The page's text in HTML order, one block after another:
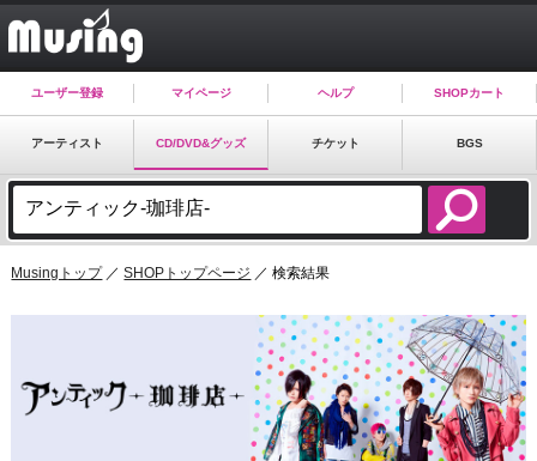
ユーザー登録 マイページ ヘルプ SHOPカート
アーティスト CD/DVD&グッズ チケット BGS
Musingトップ／SHOPトップページ ／ 検索結果